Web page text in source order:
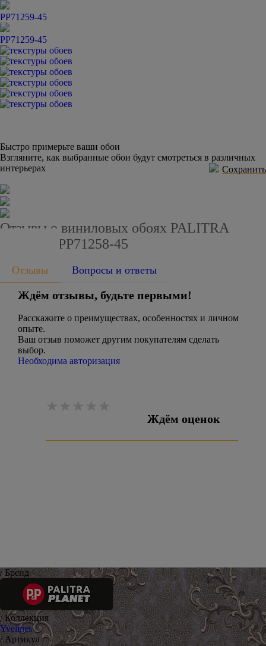
PP71259-45
PP71259-45
Быстро примерьте ваши обои
Взгляните, как выбранные обои будут смотреться в различных
интерьерах
Сохранить
Отзывы о виниловых обоях PALITRA
PLANET PP71258-45
Отзывы Вопросы и ответы
Ждём отзывы, будьте первыми!
Расскажите о преимуществах, особенностях и личном
опыте.
Ваш отзыв поможет другим покупателям сделать
выбор.
Необходима авторизация
Ждём оценок
/ Бренд
/ Коллекция
Yvelines
/ Артикул